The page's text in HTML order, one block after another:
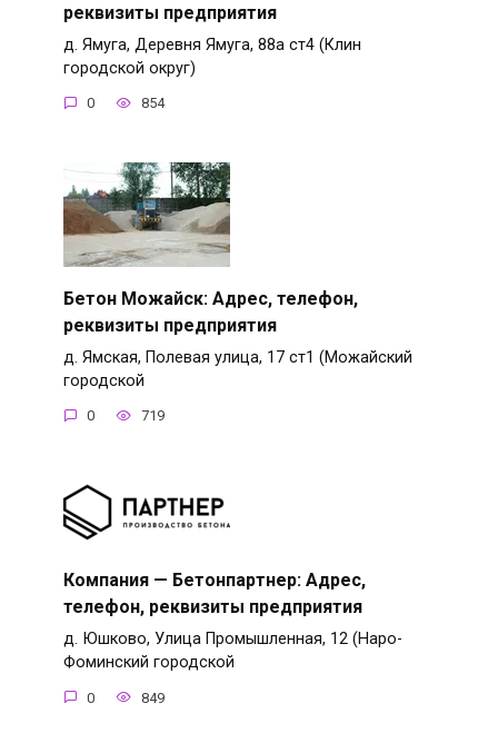
реквизиты предприятия
д. Ямуга, Деревня Ямуга, 88а ст4 (Клин
городской округ)
0 854
Бетон Можайск: Адрес, телефон,
реквизиты предприятия
д. Ямская, Полевая улица, 17 ст1 (Можайский
городской
0 719
Компания — Бетонпартнер: Адрес,
телефон, реквизиты предприятия
д. Юшково, Улица Промышленная, 12 (Наро-
Фоминский городской
0 849